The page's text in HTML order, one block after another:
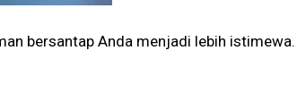
bersantap Anda menjadi lebih istimewa.